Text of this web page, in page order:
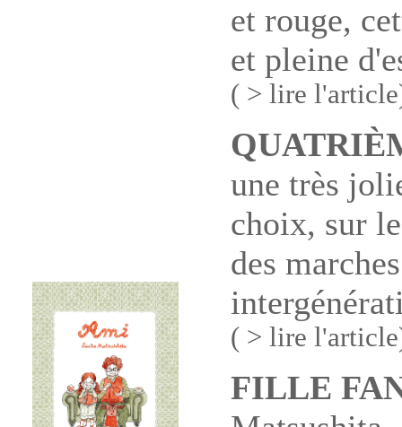
et rouge,
et pleine
( > lire
une très
choix, sur
des
( > lire
FILLE